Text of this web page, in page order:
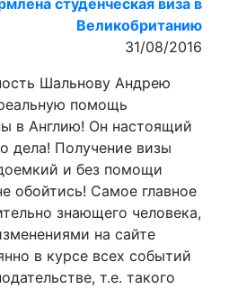
студенческая виза в
Великобританию
31/08/2016
Шальнову Андрею
помощь
в Англию! Он настоящий
дела! Получение визы
и без помощи
обойтись! Самое главное
знающего человека,
на сайте
в курсе всех событий
т.е. такого